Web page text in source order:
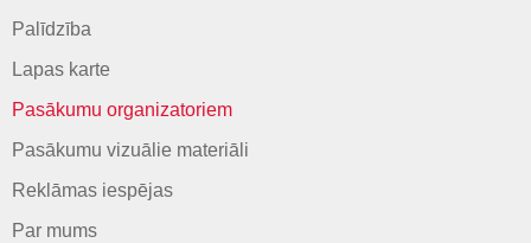
Palīdzība
Lapas karte
Pasākumu organizatoriem
Pasākumu vizuālie materiāli
Reklāmas iespējas
Par mums